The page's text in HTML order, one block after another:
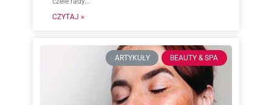
CZYTAJ »
ARTYKUŁY BEAUTY & SPA